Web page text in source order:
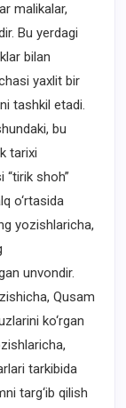
malikalar,
Bu yerdagi
bilan
yaxlit bir
tashkil etadi.
bu
tarixi
“tirik shoh”
o‘rtasida
yozishlaricha,
unvondir.
Qusam
ko‘rgan
tarkibida
targ‘ib qilish